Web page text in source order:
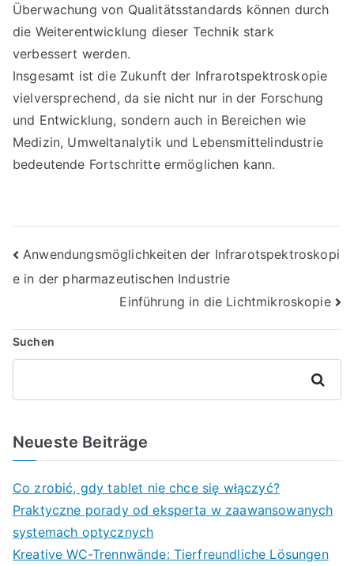
Überwachung von Qualitätsstandards können durch
die Weiterentwicklung dieser Technik stark
verbessert werden.
Insgesamt ist die Zukunft der Infrarotspektroskopie
vielversprechend, da sie nicht nur in der Forschung
und Entwicklung, sondern auch in Bereichen wie
Medizin, Umweltanalytik und Lebensmittelindustrie
bedeutende Fortschritte ermöglichen kann.
Beitragsnavigation
Anwendungsmöglichkeiten der Infrarotspektroskopi
e in der pharmazeutischen Industrie
Einführung in die Lichtmikroskopie
Suchen
Suchen
Neueste Beiträge
Co zrobić, gdy tablet nie chce się włączyć?
Praktyczne porady od eksperta w zaawansowanych
systemach optycznych
Kreative WC-Trennwände: Tierfreundliche Lösungen